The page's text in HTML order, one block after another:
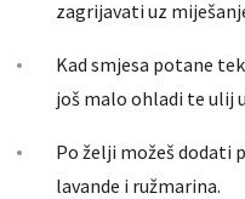
zagrijavati uz
Kad smjesa potane
još malo ohladi te ulij
Po želji možeš dodati
lavande i ružmarina.